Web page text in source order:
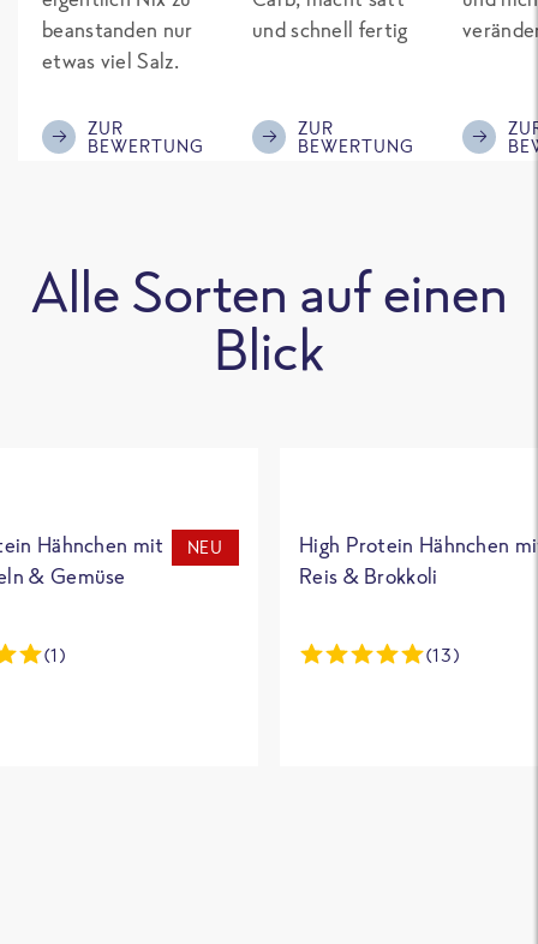
beanstanden nur
etwas viel Salz.
ZUR
BEWERTUNG
und schnell fertig
ZUR
BEWERTUNG
Alle Sorten auf einen
Blick
Hähnchen mit
& Gemüse
NEU
(1)
High Protein Hähnchen
Reis & Brokkoli
(13)